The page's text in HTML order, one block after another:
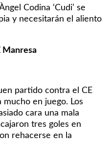
Codina ‘Cudi’ se
y necesitarán el aliento
Manresa
partido contra el CE
en juego. Los
cara una mala
tres goles en
rehacerse en la